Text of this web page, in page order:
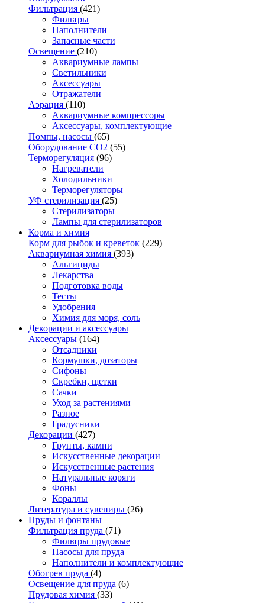
Фильтрация (421)
Фильтры
Наполнители
Запасные части
Освещение (210)
Аквариумные лампы
Светильники
Аксессуары
Отражатели
Аэрация (110)
Аквариумные компрессоры
Аксессуары, комплектующие
Помпы, насосы (65)
Оборудование CO2 (55)
Терморегуляция (96)
Нагреватели
Холодильники
Терморегуляторы
УФ стерилизация (25)
Стерилизаторы
Лампы для стерилизаторов
Корма и химия
Корм для рыбок и креветок (229)
Аквариумная химия (393)
Альгициды
Лекарства
Подготовка воды
Тесты
Удобрения
Химия для моря, соль
Декорации и аксессуары
Аксессуары (164)
Отсадники
Кормушки, дозаторы
Сифоны
Скребки, щетки
Сачки
Уход за растениями
Разное
Градусники
Декорации (427)
Грунты, камни
Искусственные декорации
Искусственные растения
Натуральные коряги
Фоны
Кораллы
Литература и сувениры (26)
Пруды и фонтаны
Фильтрация пруда (71)
Фильтры прудовые
Насосы для пруда
Наполнители и комплектующие
Обогрев пруда (4)
Освещение для пруда (6)
Прудовая химия (33)